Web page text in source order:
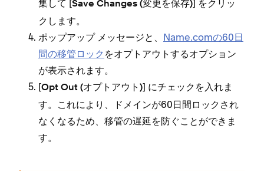
集して [⁠Save Changes (⁠変更を保存⁠)⁠] をクリ⁠ッ
クします⁠。
ポ⁠ップア⁠ップ メ⁠ッセ⁠ージと⁠、 Name⁠.comの60日
間の移管ロ⁠ック をオプトアウトするオプシ⁠ョン
が表示されます⁠。
[⁠Opt Out (⁠オプトアウト⁠)⁠] にチ⁠ェ⁠ックを入れま
す⁠。これにより⁠、ドメインが60日間ロ⁠ックされ
なくなるため⁠、移管の遅延を防ぐことができま
す⁠。